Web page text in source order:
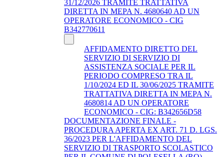
31/12/2026 TRAMITE TRATTATIVA
DIRETTA IN MEPA N. 4680640 AD UN
OPERATORE ECONOMICO - CIG
B342770611
AFFIDAMENTO DIRETTO DEL
SERVIZIO DI SERVIZIO DI
ASSISTENZA SOCIALE PER IL
PERIODO COMPRESO TRA IL
1/10/2024 ED IL 30/06/2025 TRAMITE
TRATTATIVA DIRETTA IN MEPA N.
4680814 AD UN OPERATORE
ECONOMICO - CIG: B342656D58
DOCUMENTAZIONE FINALE -
PROCEDURA APERTA EX ART. 71 D. LGS.
36/2023 PER L'AFFIDAMENTO DEL
SERVIZIO DI TRASPORTO SCOLASTICO